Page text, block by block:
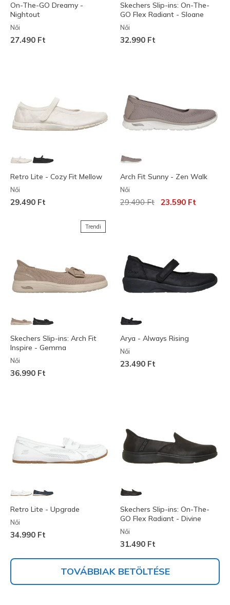
On-The-GO Dreamy -
Nightout
Női
27.490 Ft
Skechers Slip-ins: On-The-
GO Flex Radiant - Sloane
Női
32.990 Ft
Retro Lite - Cozy Fit Mellow
Női
29.490 Ft
Arch Fit Sunny - Zen Walk
Női
Az ár a következőhöz képest
29.490 Ft címzett:
23.590 Ft
Trendi
Skechers Slip-ins: Arch Fit
Inspire - Gemma
Női
36.990 Ft
Arya - Always Rising
Női
23.490 Ft
Retro Lite - Upgrade
Női
34.990 Ft
Skechers Slip-ins: On-The-
GO Flex Radiant - Divine
Női
31.490 Ft
TOVÁBBIAK BETÖLTÉSE